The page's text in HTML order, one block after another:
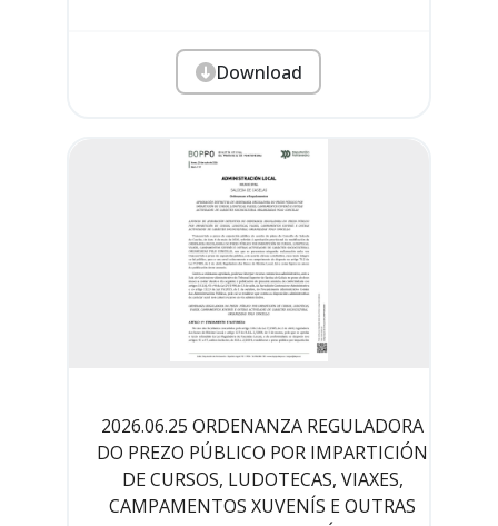
Download
2026.06.25 ORDENANZA REGULADORA
DO PREZO PÚBLICO POR IMPARTICIÓN
DE CURSOS, LUDOTECAS, VIAXES,
CAMPAMENTOS XUVENÍS E OUTRAS